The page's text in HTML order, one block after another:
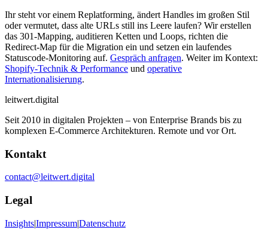
Ihr steht vor einem Replatforming, ändert Handles im großen Stil
oder vermutet, dass alte URLs still ins Leere laufen? Wir erstellen
das 301-Mapping, auditieren Ketten und Loops, richten die
Redirect-Map für die Migration ein und setzen ein laufendes
Statuscode-Monitoring auf. Gespräch anfragen. Weiter im Kontext:
Shopify-Technik & Performance und operative
Internationalisierung.
leitwert.digital
Seit 2010 in digitalen Projekten – von Enterprise Brands bis zu
komplexen E-Commerce Architekturen. Remote und vor Ort.
Kontakt
contact@leitwert.digital
Legal
Insights|Impressum|Datenschutz